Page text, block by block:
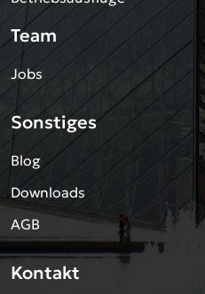
Team
Jobs
Sonstiges
Blog
Downloads
AGB
Kontakt